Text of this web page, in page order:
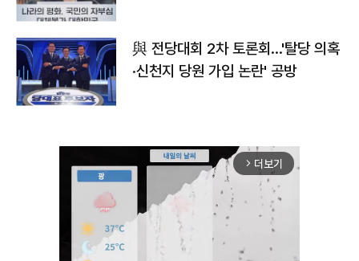
與 전당대회 2차 토론회…'탈당 의혹
·신천지 당원 가입 논란' 공방
arrow_forward_ios 더보기